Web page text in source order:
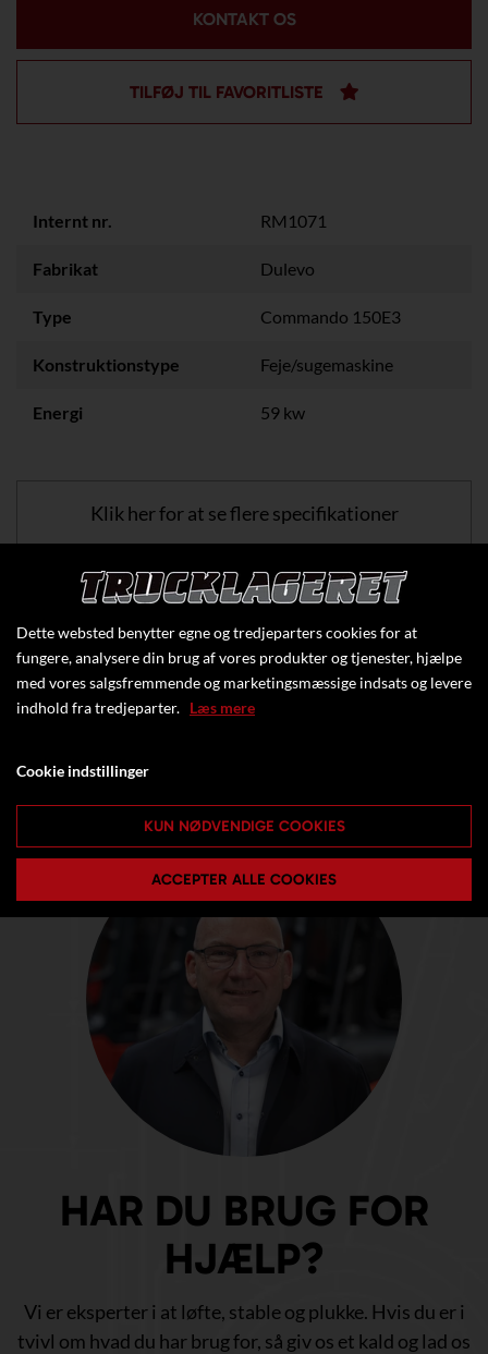
KONTAKT OS
TILFØJ TIL FAVORITLISTE
Internt nr. RM1071
Fabrikat Dulevo
Type Commando 150E3
Konstruktionstype Feje/sugemaskine
Energi 59 kw
Klik her for at se flere specifikationer
HAR DU BRUG FOR
HJÆLP?
Vi er eksperter i at løfte, stable og plukke. Hvis du er i
tvivl om hvad du har brug for, så giv os et kald og lad os
Dette websted benytter egne og tredjeparters cookies for at
fungere, analysere din brug af vores produkter og tjenester, hjælpe
med vores salgsfremmende og marketingsmæssige indsats og levere
indhold fra tredjeparter. Læs mere
Cookie indstillinger
KUN NØDVENDIGE COOKIES
ACCEPTER ALLE COOKIES